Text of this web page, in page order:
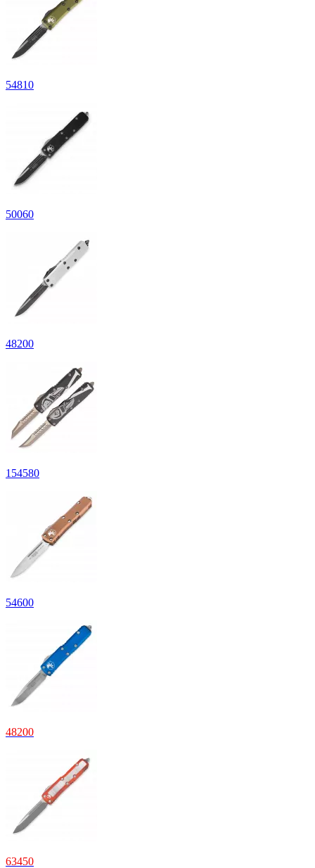
54810
50060
48200
154580
54600
48200
63450